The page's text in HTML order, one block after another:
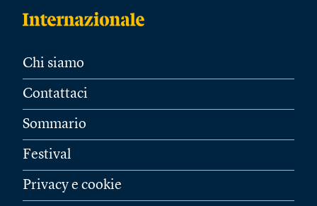
Chi siamo
Contattaci
Sommario
Festival
Privacy e cookie